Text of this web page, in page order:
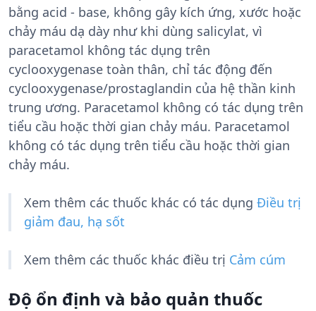
bằng acid - base, không gây kích ứng, xước hoặc
chảy máu dạ dày như khi dùng salicylat, vì
paracetamol không tác dụng trên
cyclooxygenase toàn thân, chỉ tác động đến
cyclooxygenase/prostaglandin của hệ thần kinh
trung ương. Paracetamol không có tác dụng trên
tiểu cầu hoặc thời gian chảy máu. Paracetamol
không có tác dụng trên tiểu cầu hoặc thời gian
chảy máu.
Xem thêm các thuốc khác có tác dụng Điều trị
giảm đau, hạ sốt
Xem thêm các thuốc khác điều trị Cảm cúm
Độ ổn định và bảo quản thuốc